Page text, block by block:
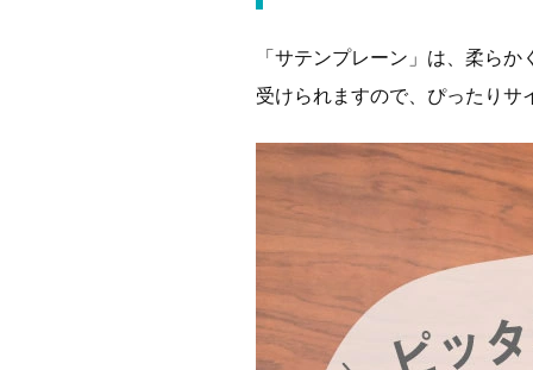
「サテンプレーン」は、柔ら
受けられますので、ぴったりサ